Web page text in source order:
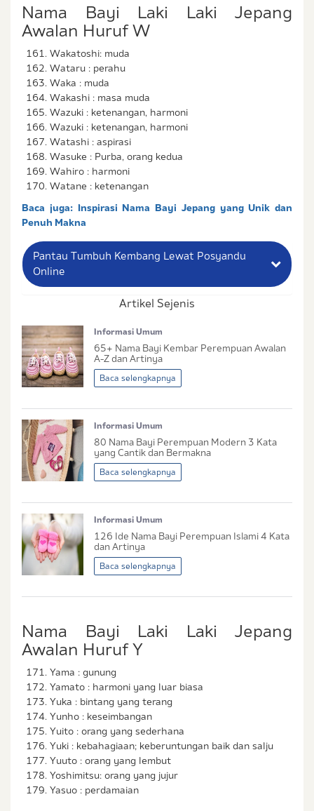
Nama Bayi Laki Laki Jepang
Awalan Huruf W
Wakatoshi: muda
Wataru : perahu
Waka : muda
Wakashi : masa muda
Wazuki : ketenangan, harmoni
Wazuki : ketenangan, harmoni
Watashi : aspirasi
Wasuke : Purba, orang kedua
Wahiro : harmoni
Watane : ketenangan
Baca juga: Inspirasi Nama Bayi Jepang yang Unik dan
Penuh Makna
Pantau Tumbuh Kembang Lewat Posyandu
Online
Nama Lengkap Ibu
No. Handphone (Whatsapp)
Buat Password
Tidak Hamil dan Memiliki Anak
Sedang Hamil
Sedang Hamil dan Memiliki Anak
kebijakan privasiIbu & Balita
Saya setuju dan bersedia menerima informasi dari
Ibu & Balita, Frisian Flag Indonesia, dan partner Ibu
& Balita.
Artikel Sejenis
Informasi Umum
65+ Nama Bayi Kembar Perempuan​ Awalan
A-Z dan Artinya
Baca selengkapnya
Informasi Umum
80 Nama Bayi Perempuan Modern 3 Kata
yang Cantik dan Bermakna
Baca selengkapnya
Informasi Umum
126 Ide Nama Bayi Perempuan Islami 4 Kata
dan Artinya
Baca selengkapnya
Nama Bayi Laki Laki Jepang
Awalan Huruf Y
Yama : gunung
Yamato : harmoni yang luar biasa
Yuka : bintang yang terang
Yunho : keseimbangan
Yuito : orang yang sederhana
Yuki : kebahagiaan; keberuntungan baik dan salju
Yuuto : orang yang lembut
Yoshimitsu: orang yang jujur
Yasuo : perdamaian